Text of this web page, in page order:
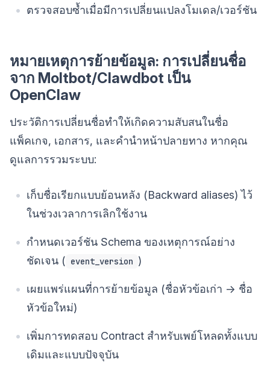
ตรวจสอบซ้ำเมื่อมีการเปลี่ยนแปลงโมเดล/เวอร์ชัน
หมายเหตุการย้ายข้อมูล: การเปลี่ยนชื่อ
จาก Moltbot/Clawdbot เป็น
OpenClaw
ประวัติการเปลี่ยนชื่อทำให้เกิดความสับสนในชื่อ
แพ็คเกจ, เอกสาร, และคำนำหน้าปลายทาง หากคุณ
ดูแลการรวมระบบ:
เก็บชื่อเรียกแบบย้อนหลัง (Backward aliases) ไว้
ในช่วงเวลาการเลิกใช้งาน
กำหนดเวอร์ชัน Schema ของเหตุการณ์อย่าง
ชัดเจน ( event_version )
เผยแพร่แผนที่การย้ายข้อมูล (ชื่อหัวข้อเก่า -> ชื่อ
หัวข้อใหม่)
เพิ่มการทดสอบ Contract สำหรับเพย์โหลดทั้งแบบ
เดิมและแบบปัจจุบัน